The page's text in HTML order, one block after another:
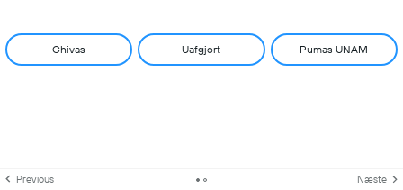
Chivas Uafgjort Pumas UNAM
Previous Næste